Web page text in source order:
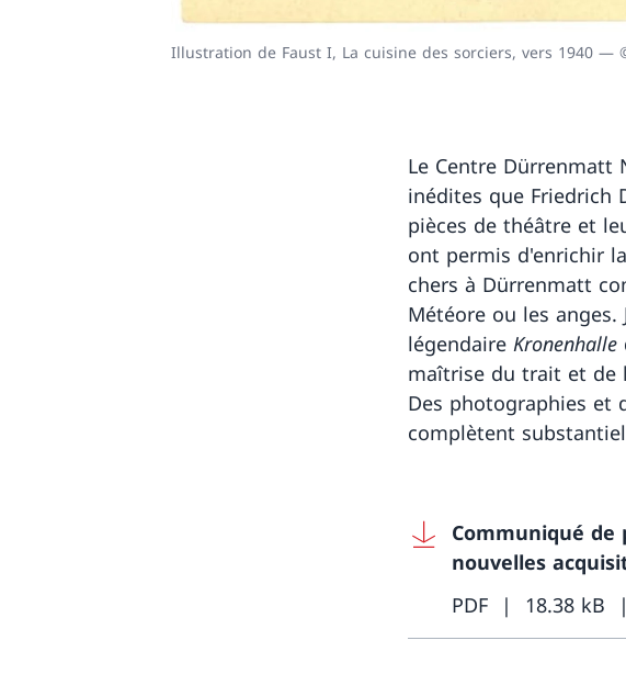
Illustration de Faust I, La cuisine des sorciers, vers 1940 —
Le Centre Dürrenmatt
inédites que Friedrich
pièces de théâtre et
ont permis d'enrichir
chers à Dürrenmatt
Météore ou les
légendaire Kronenhalle
maîtrise du trait et de
Des photographies et
complètent
Communiqué
nouvelles
PDF
18.38 kB